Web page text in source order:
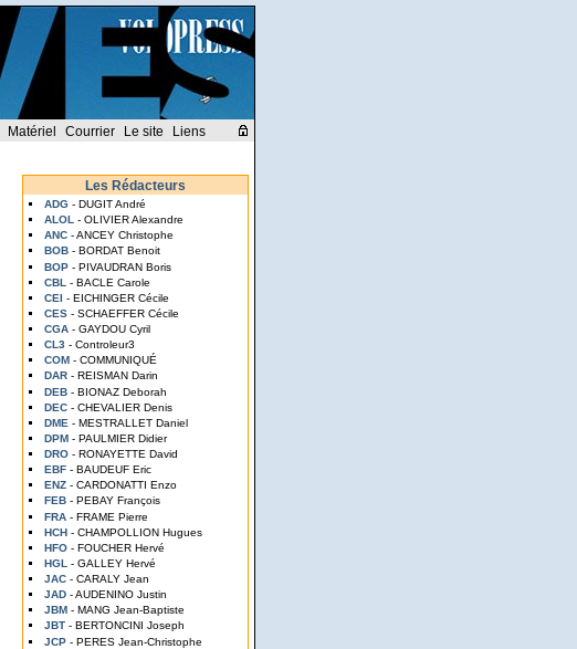
Matériel Courrier Le site Liens
Les Rédacteurs
ADG- DUGIT André
ALOL- OLIVIER Alexandre
ANC - ANCEY Christophe
BOB- BORDAT Benoit
BOP- PIVAUDRAN Boris
CBL- BACLE Carole
CEI- EICHINGER Cécile
CES - SCHAEFFER Cécile
CGA- GAYDOU Cyril
CL3- Controleur3
COM- COMMUNIQUÉ
DAR- REISMAN Darin
DEB- BIONAZ Deborah
DEC - CHEVALIER Denis
DME- MESTRALLET Daniel
DPM- PAULMIER Didier
DRO- RONAYETTE David
EBF- BAUDEUF Eric
ENZ- CARDONATTI Enzo
FEB - PEBAY François
FRA- FRAME Pierre
HCH - CHAMPOLLION Hugues
HFO- FOUCHER Hervé
HGL- GALLEY Hervé
JAC- CARALY Jean
JAD- AUDENINO Justin
JBM- MANG Jean-Baptiste
JBT- BERTONCINI Joseph
JCP- PERES Jean-Christophe